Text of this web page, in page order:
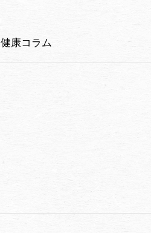
健康コラム